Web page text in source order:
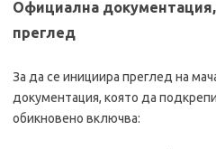
Официална
преглед
За да се инициира преглед на
документация, която да
обикновено включва: